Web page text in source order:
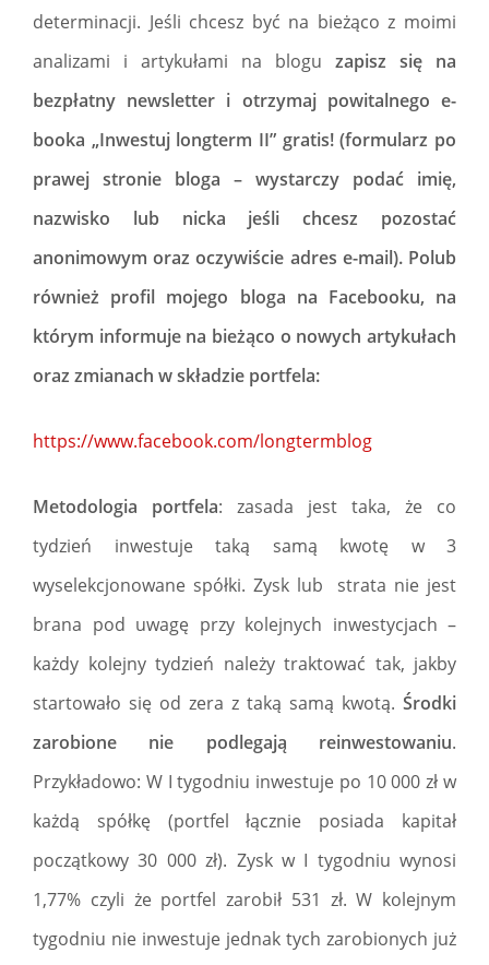
determinacji. Jeśli chcesz być na bieżąco z moimi
analizami i artykułami na blogu zapisz się na
bezpłatny newsletter i otrzymaj powitalnego e-
booka „Inwestuj longterm II” gratis! (formularz po
prawej stronie bloga – wystarczy podać imię,
nazwisko lub nicka jeśli chcesz pozostać
anonimowym oraz oczywiście adres e-mail). Polub
również profil mojego bloga na Facebooku, na
którym informuje na bieżąco o nowych artykułach
oraz zmianach w składzie portfela:
https://www.facebook.com/longtermblog
Metodologia portfela: zasada jest taka, że co
tydzień inwestuje taką samą kwotę w 3
wyselekcjonowane spółki. Zysk lub strata nie jest
brana pod uwagę przy kolejnych inwestycjach –
każdy kolejny tydzień należy traktować tak, jakby
startowało się od zera z taką samą kwotą. Środki
zarobione nie podlegają reinwestowaniu.
Przykładowo: W I tygodniu inwestuje po 10 000 zł w
każdą spółkę (portfel łącznie posiada kapitał
początkowy 30 000 zł). Zysk w I tygodniu wynosi
1,77% czyli że portfel zarobił 531 zł. W kolejnym
tygodniu nie inwestuje jednak tych zarobionych już